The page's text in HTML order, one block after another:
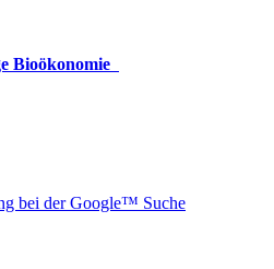
Bioökonomie
bei der Google™ Suche